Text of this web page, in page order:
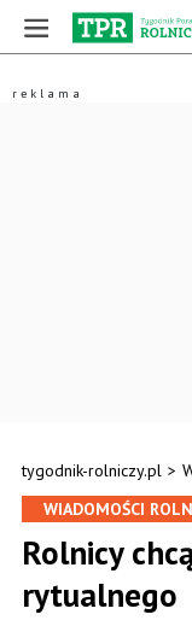
tygodnik-rolniczy.pl >
WIADOMOŚCI
Rolnicy
rytualnego